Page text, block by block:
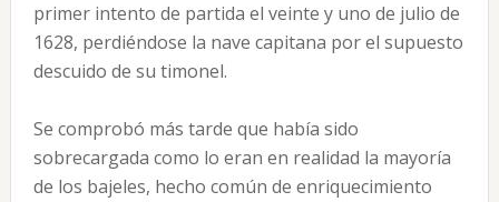
primer intento de partida el veinte y uno de julio de
1628, perdiéndose la nave capitana por el supuesto
descuido de su timonel.
Se comprobó más tarde que había sido
sobrecargada como lo eran en realidad la mayoría
de los bajeles, hecho común de enriquecimiento